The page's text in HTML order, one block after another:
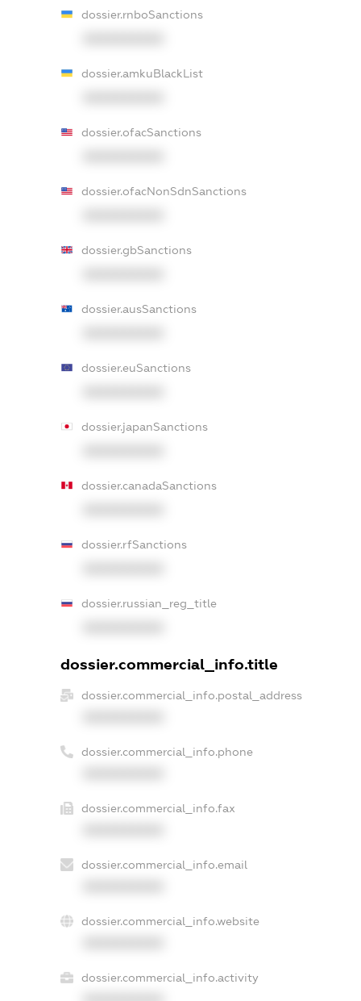
dossier.rnboSanctions
dossier.amkuBlackList
dossier.ofacSanctions
dossier.ofacNonSdnSanctions
dossier.gbSanctions
dossier.ausSanctions
dossier.euSanctions
dossier.japanSanctions
dossier.canadaSanctions
dossier.rfSanctions
dossier.russian_reg_title
dossier.commercial_info.title
dossier.commercial_info.postal_address
dossier.commercial_info.phone
dossier.commercial_info.fax
dossier.commercial_info.email
dossier.commercial_info.website
dossier.commercial_info.activity